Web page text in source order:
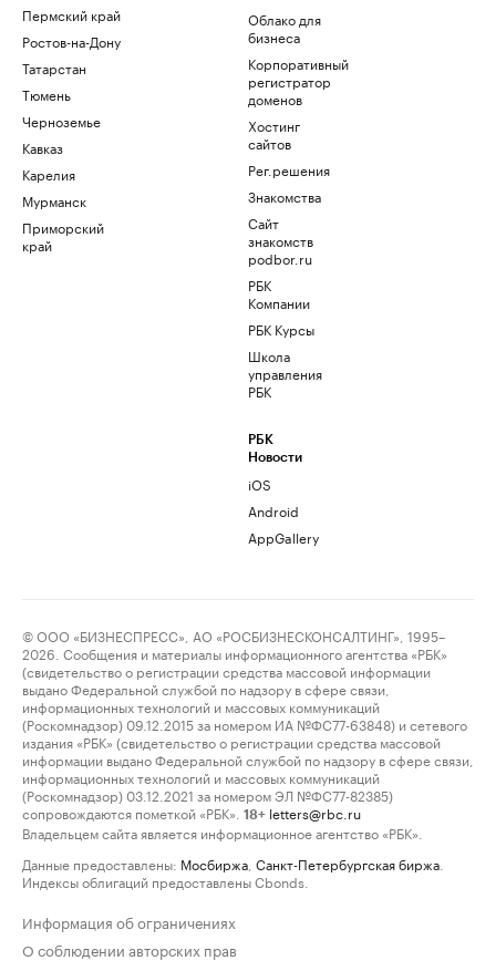
Пермский край
Ростов-на-Дону
Татарстан
Тюмень
Черноземье
Кавказ
Карелия
Мурманск
Приморский
край
Облако для
бизнеса
Корпоративный
регистратор
доменов
Хостинг
сайтов
Рег.решения
Знакомства
Сайт
знакомств
podbor.ru
РБК
Компании
РБК Курсы
Школа
управления
РБК
РБК
Новости
iOS
Android
AppGallery
© ООО «БИЗНЕСПРЕСС», АО «РОСБИЗНЕСКОНСАЛТИНГ», 1995–
2026. Сообщения и материалы информационного агентства «РБК»
(свидетельство о регистрации средства массовой информации
выдано Федеральной службой по надзору в сфере связи,
информационных технологий и массовых коммуникаций
(Роскомнадзор) 09.12.2015 за номером ИА №ФС77-63848) и сетевого
издания «РБК» (свидетельство о регистрации средства массовой
информации выдано Федеральной службой по надзору в сфере связи,
информационных технологий и массовых коммуникаций
(Роскомнадзор) 03.12.2021 за номером ЭЛ №ФС77-82385)
сопровождаются пометкой «РБК».
18+ letters@rbc.ru
Владельцем сайта является информационное агентство «РБК».
Данные предоставлены: Мосбиржа Санкт-Петербургская биржа
Индексы облигаций предоставлены Cbonds.
Информация об ограничениях
О соблюдении авторских прав